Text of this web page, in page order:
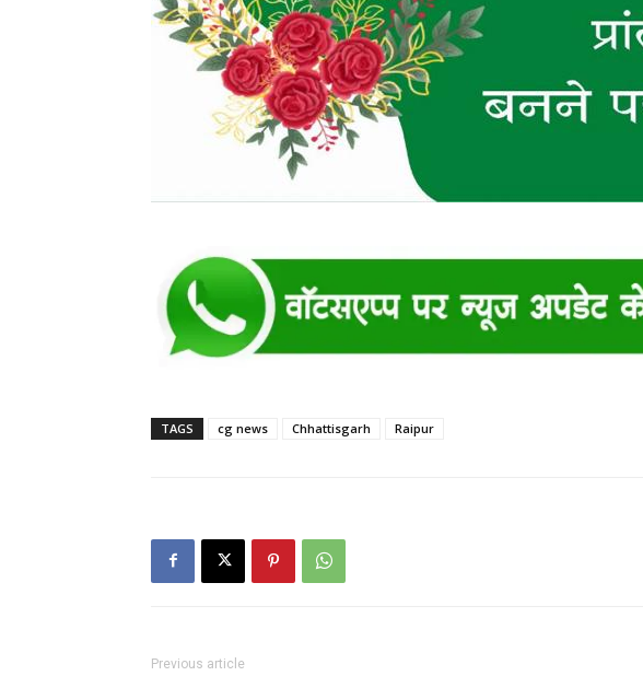
TAGS cg news Chhattisgarh Raipur
Previous article